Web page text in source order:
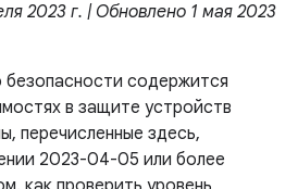
2023 г. | Обновлено 1 мая 2023
содержится
в защите устройств
перечисленные здесь,
2023-04-05 или более